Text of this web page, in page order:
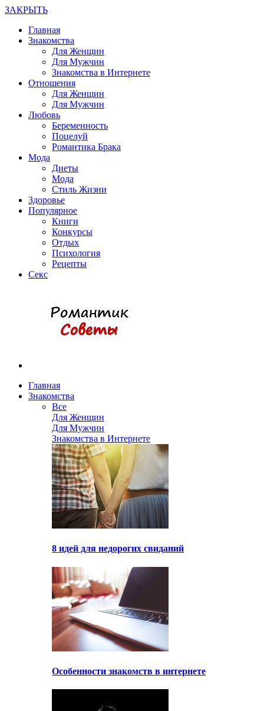
ЗАКРЫТЬ
Главная
Знакомства
Для Женщин
Для Мужчин
Знакомства в Интернете
Отношения
Для Женщин
Для Мужчин
Любовь
Беременность
Поцелуй
Романтика Брака
Мода
Диеты
Мода
Стиль Жизни
Здоровье
Популярное
Книги
Конкурсы
Отдых
Психология
Рецепты
Секс
Главная
Знакомства
Все
Для Женщин
Для Мужчин
Знакомства в Интернете
8 идей для недорогих свиданий
Особенности знакомств в интернете